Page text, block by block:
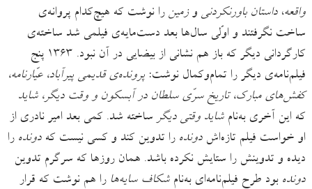
واقعه،داستان باورنکردنی وزمین را نوشت که هیچ‌‌کدام پروانه‌ی
ساخت نگرفتند و اوّلی سال‌ها بعد دست‌مایه‌ی فیلمی شد ساخته‌ی
کارگردانی دیگر که باز هم نشانی از بیضایی در آن نبود. ۱۳۶۳ پنج
فیلم‌نامه‌ی دیگر را تمام‌وکمال نوشت: پرونده‌ی قدیمی پیرآباد، عیّارنامه،
کفش‌های مبارک، تاریخ سرّی سلطان در آبسکون و وقت دیگر، شاید
که این آخری به‌نامشاید وقتی دیگر ساخته شد. کمی بعد امیر نادری از
او خواست فیلم تازه‌اشدونده را تدوین کند و کسی نیست کهدونده را
دیده و تدوینش را ستایش نکرده باشد. همان روزها که سرگرم تدوین
دونده بود طرح فیلم‌نامه‌ای به‌نامشکاف سایه‌ها را هم نوشت که قرار